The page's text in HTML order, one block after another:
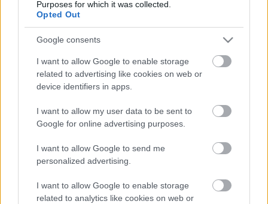
Purposes for which it was collected.
Opted Out
Google consents
I want to allow Google to enable storage
related to advertising like cookies on web or
device identifiers in apps.
I want to allow my user data to be sent to
Google for online advertising purposes.
I want to allow Google to send me
personalized advertising.
I want to allow Google to enable storage
related to analytics like cookies on web or
Nem az üres, hanem az okosan működő
épület energiatakarékos
Megérkezett az eső a Duna
vízgyűjtőjére